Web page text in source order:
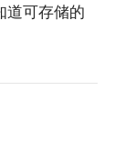
道可存储的